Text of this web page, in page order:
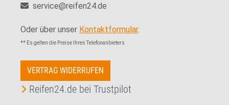
service@reifen24.de
Oder über unser Kontaktformular.
** Es gelten die Preise Ihres Telefonanbieters
VERTRAG WIDERRUFEN
Reifen24.de bei Trustpilot